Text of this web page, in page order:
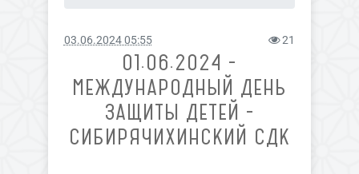
03.06.2024 05:55 21
01.06.2024 -
МЕЖДУНАРОДНЫЙ ДЕНЬ
ЗАЩИТЫ ДЕТЕЙ -
СИБИРЯЧИХИНСКИЙ СДК